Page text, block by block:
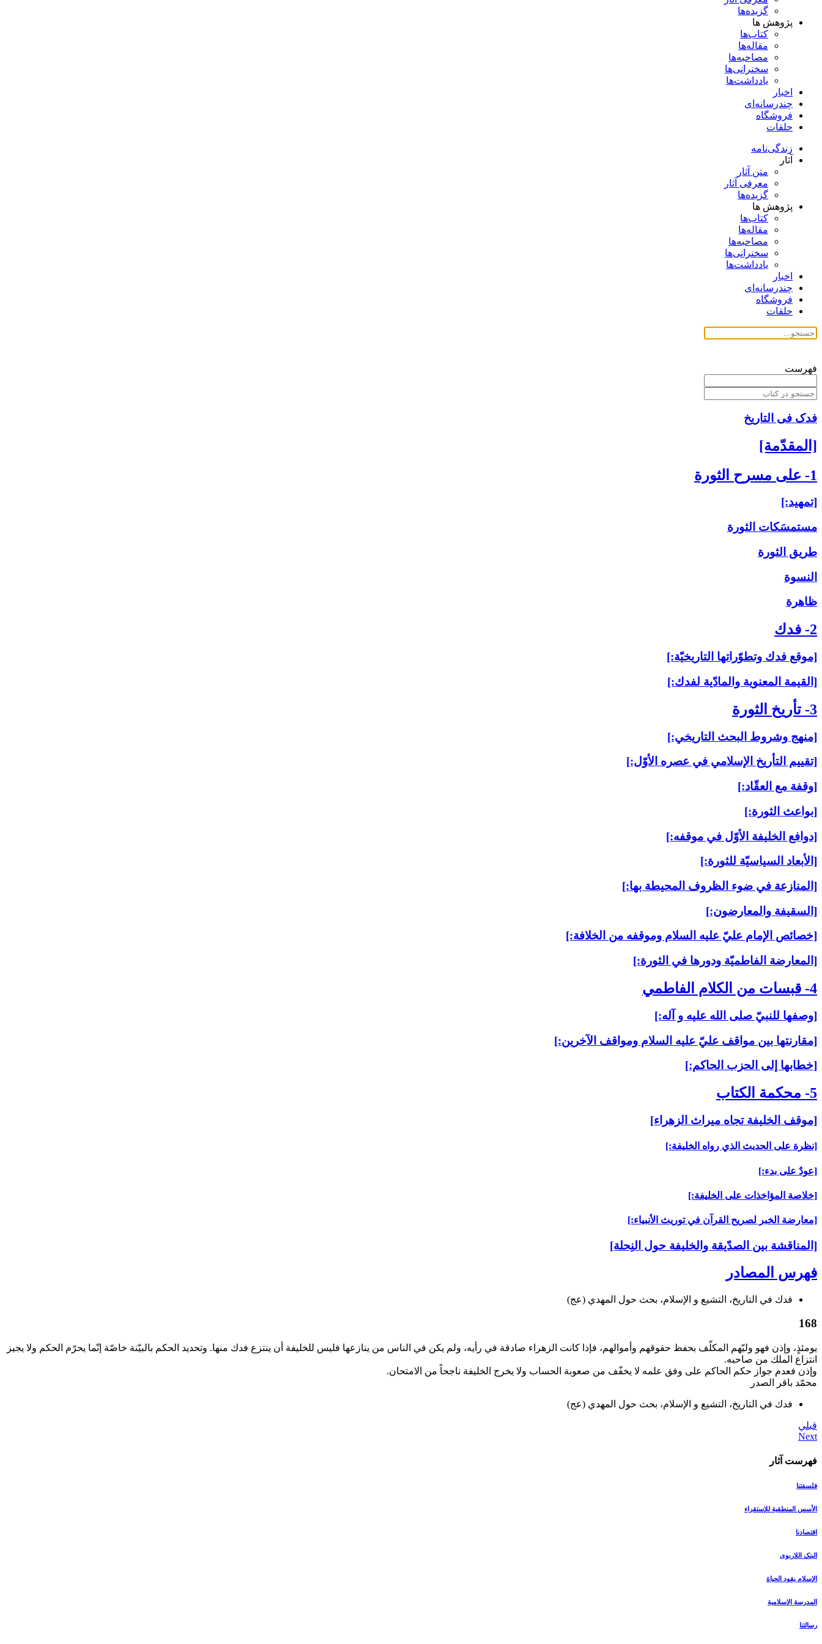
گزیده‌ها
پژوهش ها
کتاب‌ها
مقاله‌ها
مصاحبه‌ها
سخنرانی‌ها
یادداشت‌ها
اخبار
چندرسانه‌ای
فروشگاه
حلقات
زندگی‌نامه
آثار
متن آثار
معرفی آثار
گزیده‌ها
پژوهش ها
کتاب‌ها
مقاله‌ها
مصاحبه‌ها
سخنرانی‌ها
یادداشت‌ها
اخبار
چندرسانه‌ای
فروشگاه
حلقات
فهرست
فدک فی التاریخ
[المقدّمة]
1- على مسرح الثورة
[تمهيد:]
مستمسَكات الثورة
طريق الثورة
النسوة
ظاهرة
2- فدك‏
[موقع فدك وتطوّراتها التاريخيّة:]
[القيمة المعنوية والمادّية لفدك:]
3- تأريخ الثورة
[منهج وشروط البحث التاريخي:]
[تقييم التأريخ الإسلامي في عصره الأوّل:]
[وقفة مع العقّاد:]
[بواعث الثورة:]
[دوافع الخليفة الأوّل في موقفه:]
[الأبعاد السياسيّة للثورة:]
[المنازعة في ضوء الظروف المحيطة بها:]
[السقيفة والمعارضون:]
[خصائص الإمام عليّ عليه السلام وموقفه من الخلافة:]
[المعارضة الفاطميّة ودورها في الثورة:]
4- قبسات من الكلام الفاطمي‏
[وصفها للنبيّ صلى الله عليه و آله:]
[مقارنتها بين مواقف عليّ عليه السلام ومواقف الآخرين:]
[خطابها إلى الحزب الحاكم:]
5- محكمة الكتاب‏
[موقف الخليفة تجاه ميراث الزهراء]
[نظرة على الحديث الذي رواه الخليفة:]
[عودٌ على بدء:]
[خلاصة المؤاخذات على الخليفة:]
[معارضة الخبر لصريح القرآن في توريث الأنبياء:]
[المناقشة بين الصدّيقة والخليفة حول النِحلة]
فهرس المصادر
فدك في التاريخ، التشيع و الإسلام، بحث حول المهدي (عج)
168
يومئذٍ، وإذن فهو وليّهم المكلّف بحفظ حقوقهم وأموالهم، فإذا كانت الزهراء صادقة في رأيه، ولم يكن في الناس من ينازعها فليس للخليفة أن ينتزع فدك منها. وتحديد الحكم بالبيّنة خاصّة إنّما يحرّم الحكم ولا يجيز
انتزاع الملك من صاحبه.
وإذن فعدم جواز حكم الحاكم على‏ وفق علمه لا يخفّف من صعوبة الحساب ولا يخرج الخليفة ناجحاً من الامتحان.
محمّد باقر الصدر
فدك في التاريخ، التشيع و الإسلام، بحث حول المهدي (عج)
قبلي
فهرست آثار
فلسفتنا
الأسس المنطقیة للإستقراء
اقتصادنا
البنک اللاربوی
الإسلام یقود الحیاة
المدرسة الإسلامیة
رسالتنا